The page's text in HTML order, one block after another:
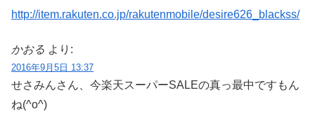
http://item.rakuten.co.jp/rakutenmobile/desire626_blackss/
かおる より:
2016年9月5日 13:37
せさみんさん、今楽天スーパーSALEの真っ最中ですもん
ね(^o^)